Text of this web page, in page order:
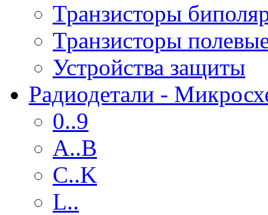
Транзисторы
Транзисторы
Устройства защиты
Радиодетали -
0..9
A..B
C..K
L..